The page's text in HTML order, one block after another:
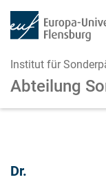
Institut für
Abteilung
Dr.